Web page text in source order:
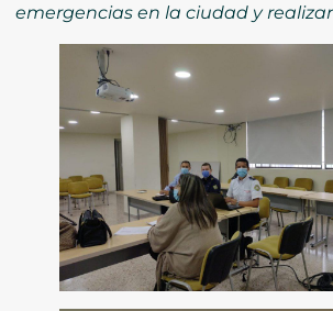
emergencias en la ciudad y